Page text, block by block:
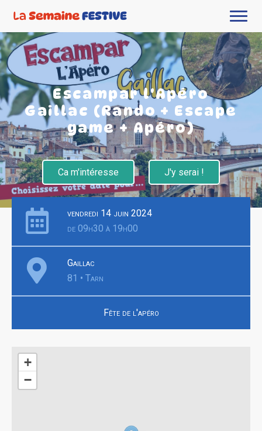
Escampar l'Apéro
Gaillac (Rando + Escape
game + Apéro)
Ca m'intéresse J'y serai !
vendredi 14 juin 2024
de 09h30 à 19h00
Gaillac
81 • Tarn
Fête de l'apéro
+
−